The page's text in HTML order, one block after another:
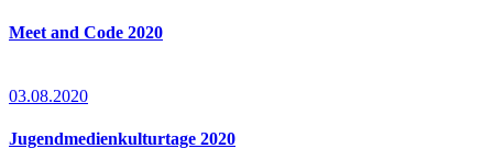
Meet and Code 2020
03.08.2020
Jugendmedienkulturtage 2020